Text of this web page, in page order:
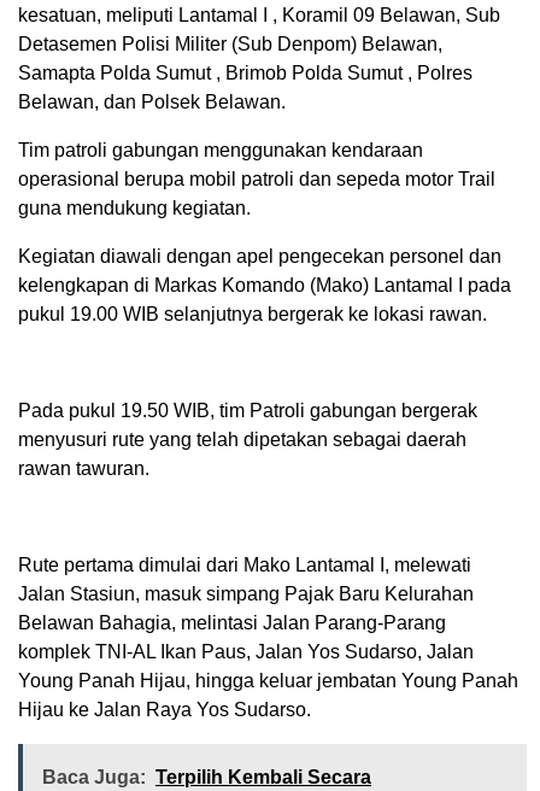
kesatuan, meliputi Lantamal I , Koramil 09 Belawan, Sub
Detasemen Polisi Militer (Sub Denpom) Belawan,
Samapta Polda Sumut , Brimob Polda Sumut , Polres
Belawan, dan Polsek Belawan.
Tim patroli gabungan menggunakan kendaraan
operasional berupa mobil patroli dan sepeda motor Trail
guna mendukung kegiatan.
Kegiatan diawali dengan apel pengecekan personel dan
kelengkapan di Markas Komando (Mako) Lantamal I pada
pukul 19.00 WIB selanjutnya bergerak ke lokasi rawan.
Pada pukul 19.50 WIB, tim Patroli gabungan bergerak
menyusuri rute yang telah dipetakan sebagai daerah
rawan tawuran.
Rute pertama dimulai dari Mako Lantamal I, melewati
Jalan Stasiun, masuk simpang Pajak Baru Kelurahan
Belawan Bahagia, melintasi Jalan Parang-Parang
komplek TNI-AL Ikan Paus, Jalan Yos Sudarso, Jalan
Young Panah Hijau, hingga keluar jembatan Young Panah
Hijau ke Jalan Raya Yos Sudarso.
Baca Juga: Terpilih Kembali Secara